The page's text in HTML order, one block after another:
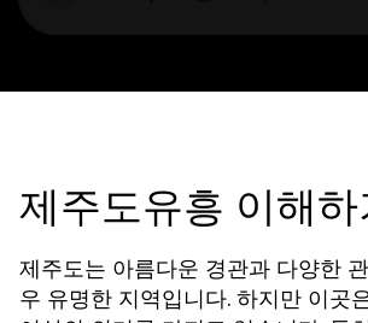
제주도유흥 이해하
제주도는 아름다운 경관과 다양한
우 유명한 지역입니다. 하지만 이곳